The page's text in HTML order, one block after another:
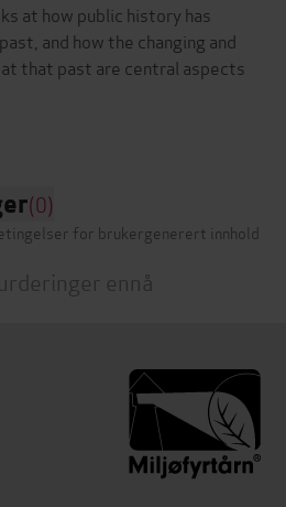
at how public history has
and how the changing and
that past are central aspects
(0)
for brukergenerert innhold
ennå